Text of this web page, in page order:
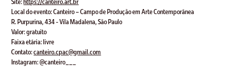
Local do evento: Canteiro – Campo de Produção em Arte Contemporânea
R. Purpurina, 434 - Vila Madalena, São Paulo
Valor: gratuito
Faixa etária: livre
Contato:canteiro.cpac@gmail.com
Instagram: @canteiro___